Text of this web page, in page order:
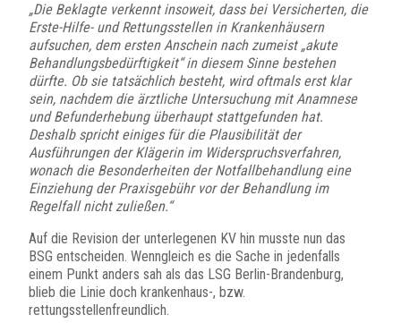
„Die Beklagte verkennt insoweit, dass bei Versicherten, die
Erste-Hilfe- und Rettungsstellen in Krankenhäusern
aufsuchen, dem ersten Anschein nach zumeist „akute
Behandlungsbedürftigkeit“ in diesem Sinne bestehen
dürfte. Ob sie tatsächlich besteht, wird oftmals erst klar
sein, nachdem die ärztliche Untersuchung mit Anamnese
und Befunderhebung überhaupt stattgefunden hat.
Deshalb spricht einiges für die Plausibilität der
Ausführungen der Klägerin im Widerspruchsverfahren,
wonach die Besonderheiten der Notfallbehandlung eine
Einziehung der Praxisgebühr vor der Behandlung im
Regelfall nicht zuließen.“
Auf die Revision der unterlegenen KV hin musste nun das
BSG entscheiden. Wenngleich es die Sache in jedenfalls
einem Punkt anders sah als das LSG Berlin-Brandenburg,
blieb die Linie doch krankenhaus-, bzw.
rettungsstellenfreundlich.